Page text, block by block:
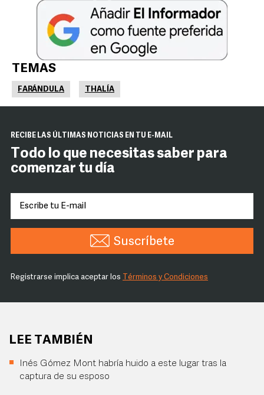
TEMAS
FARÁNDULA THALÍA
RECIBE LAS ÚLTIMAS NOTICIAS EN TU E-MAIL
Todo lo que necesitas saber para
comenzar tu día
Suscríbete
Registrarse implica aceptar los Términos y Condiciones
LEE TAMBIÉN
Inés Gómez Mont habría huido a este lugar tras la
captura de su esposo